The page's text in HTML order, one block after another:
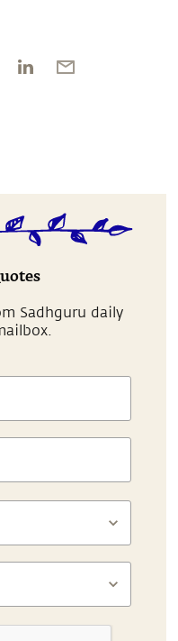
Sadhguru daily